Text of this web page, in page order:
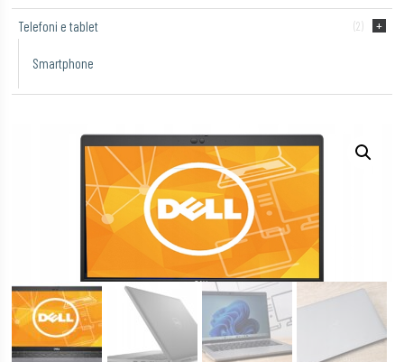
Telefoni e tablet (2)
Smartphone